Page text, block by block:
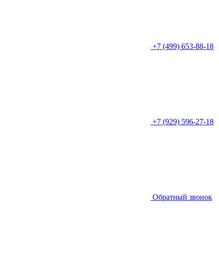
+7 (499) 653-88-18
+7 (929) 596-27-18
Обратный звонок